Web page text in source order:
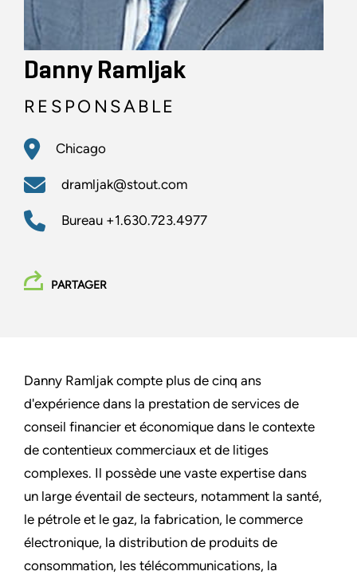
Danny Ramljak
RESPONSABLE
Chicago
dramljak@stout.com
Bureau +1.630.723.4977
PARTAGER
Danny Ramljak compte plus de cinq ans
d'expérience dans la prestation de services de
conseil financier et économique dans le contexte
de contentieux commerciaux et de litiges
complexes. Il possède une vaste expertise dans
un large éventail de secteurs, notamment la santé,
le pétrole et le gaz, la fabrication, le commerce
électronique, la distribution de produits de
consommation, les télécommunications, la